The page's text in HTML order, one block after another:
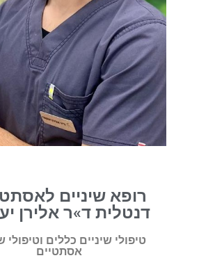
רופא שיניים
דנטלית ד»ר אלירן
טיפולי שיניים כללים וטיפולי
אסתטיים